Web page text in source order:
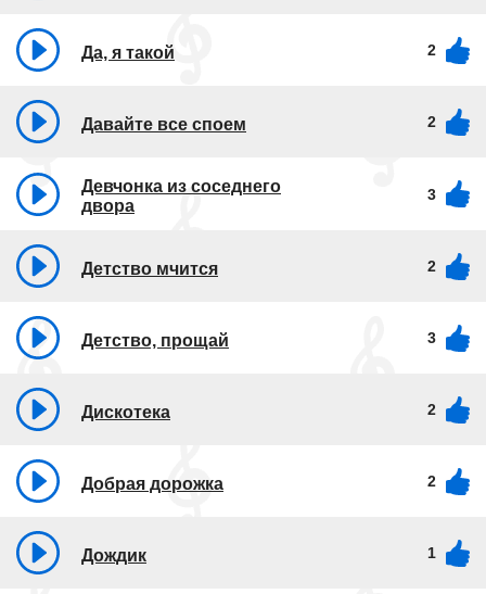
Да, я такой 2
Давайте все споем 2
Девчонка из соседнего
двора
3
Детство мчится 2
Детство, прощай 3
Дискотека 2
Добрая дорожка 2
Дождик 1